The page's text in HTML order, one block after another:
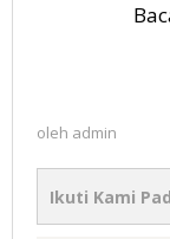
oleh admin
Ikuti Kami